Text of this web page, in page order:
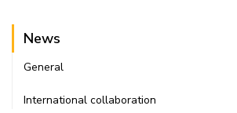
News
General
International collaboration